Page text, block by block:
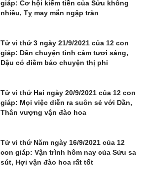
giáp: Cơ hội kiếm tiền của Sửu không
nhiều, Tỵ may mắn ngập tràn
Tử vi thứ 3 ngày 21/9/2021 của 12 con
giáp: Dần chuyện tình cảm tươi sáng,
Dậu có điềm báo chuyện thị phi
Tử vi thứ Hai ngày 20/9/2021 của 12 con
giáp: Mọi việc diễn ra suôn sẻ với Dần,
Thân vượng vận đào hoa
Tử vi thứ Năm ngày 16/9/2021 của 12
con giáp: Vận trình hôm nay của Sửu sa
sút, Hợi vận đào hoa rất tốt